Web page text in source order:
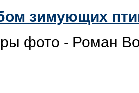
зимующих
фото - Роман